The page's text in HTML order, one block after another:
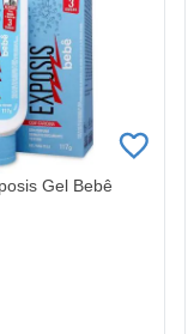
Gel Bebê